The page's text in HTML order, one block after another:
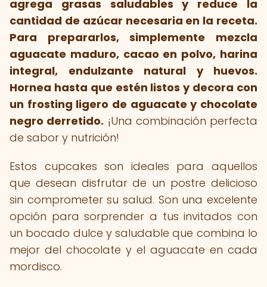
agrega grasas saludables y reduce la
cantidad de azúcar necesaria en la receta.
Para prepararlos, simplemente mezcla
aguacate maduro, cacao en polvo, harina
integral, endulzante natural y huevos.
Hornea hasta que estén listos y decora con
un frosting ligero de aguacate y chocolate
negro derretido. ¡Una combinación perfecta
de sabor y nutrición!
Estos cupcakes son ideales para aquellos
que desean disfrutar de un postre delicioso
sin comprometer su salud. Son una excelente
opción para sorprender a tus invitados con
un bocado dulce y saludable que combina lo
mejor del chocolate y el aguacate en cada
mordisco.